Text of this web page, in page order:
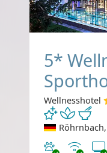
5*
Wellnesshotel
HaustiereInternetTV